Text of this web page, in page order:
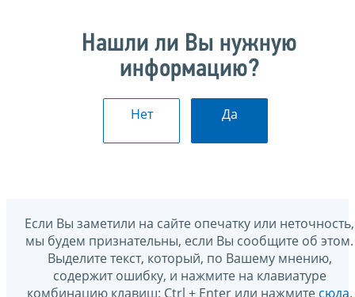
Нашли ли Вы нужную
информацию?
Нет Да
Если Вы заметили на сайте опечатку или неточность,
мы будем признательны, если Вы сообщите об этом.
Выделите текст, который, по Вашему мнению,
содержит ошибку, и нажмите на клавиатуре
комбинацию клавиш: Ctrl + Enter или нажмите сюда.